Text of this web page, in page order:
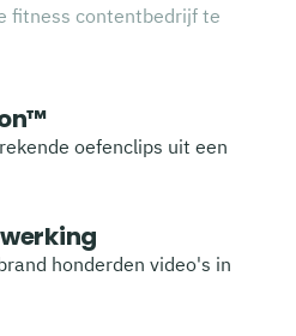
fitness contentbedrijf te
oefenclips uit een
honderden video's in